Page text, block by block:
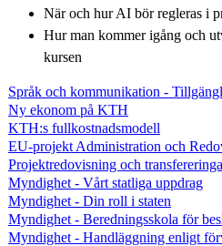
När och hur AI bör regleras i
Hur man kommer igång och
kursen
Språk och kommunikation -
Ny ekonom på KTH
KTH:s fullkostnadsmodell
EU-projekt Administration och
Projektredovisning och
Myndighet - Vårt statliga uppdrag
Myndighet - Din roll i staten
Myndighet - Beredningsskola för
Myndighet - Handläggning enligt